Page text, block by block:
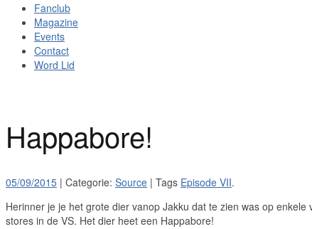
Fanclub
Magazine
Events
Contact
Word Lid
Happabore!
05/09/2015 | Categorie: Source | Tags Episode VII.
Herinner je je het grote dier vanop Jakku dat te zien was op
stores in de VS. Het dier heet een Happabore!